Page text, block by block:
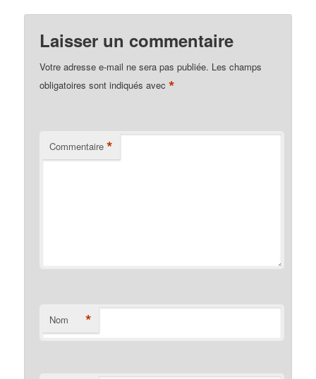
Laisser un commentaire
Votre adresse e-mail ne sera pas publiée. Les champs
obligatoires sont indiqués avec*
Commentaire *
Nom *